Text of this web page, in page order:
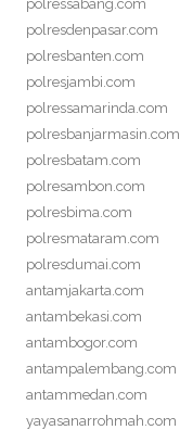
polressabang.com
polresdenpasar.com
polresbanten.com
polresjambi.com
polressamarinda.com
polresbanjarmasin.com
polresbatam.com
polresambon.com
polresbima.com
polresmataram.com
polresdumai.com
antamjakarta.com
antambekasi.com
antambogor.com
antampalembang.com
antammedan.com
yayasanarrohmah.com